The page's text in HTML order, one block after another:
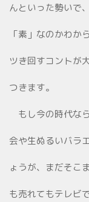
んといった勢いで
「素」なのかわか
ツき回すコントが
つきます。
もし今の時代な
会や生ぬるいバラ
ょうが、まだそこ
も売れてもテレビ